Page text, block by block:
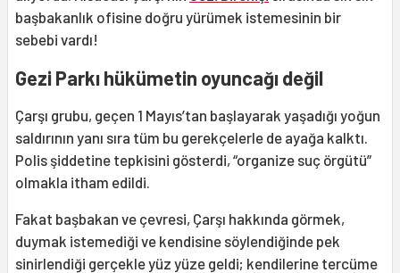
başbakanlık ofisine doğru yürümek istemesinin bir
sebebi vardı!
Gezi Parkı hükümetin oyuncağı değil
Çarşı grubu, geçen 1 Mayıs’tan başlayarak yaşadığı yoğun
saldırının yanı sıra tüm bu gerekçelerle de ayağa kalktı.
Polis şiddetine tepkisini gösterdi, “organize suç örgütü”
olmakla itham edildi.
Fakat başbakan ve çevresi, Çarşı hakkında görmek,
duymak istemediği ve kendisine söylendiğinde pek
sinirlendiği gerçekle yüz yüze geldi; kendilerine tercüme